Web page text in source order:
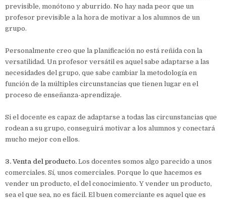
previsible, monótono y aburrido. No hay nada peor que un
profesor previsible a la hora de motivar a los alumnos de un
grupo.
Personalmente creo que la planificación no está reñida con la
versatilidad. Un profesor versátil es aquel sabe adaptarse a las
necesidades del grupo, que sabe cambiar la metodología en
función de la múltiples circunstancias que tienen lugar en el
proceso de enseñanza-aprendizaje.
Si el docente es capaz de adaptarse a todas las circunstancias que
rodean a su grupo, conseguirá motivar a los alumnos y conectará
mucho mejor con ellos.
3. Venta del producto. Los docentes somos algo parecido a unos
comerciales. Sí, unos comerciales. Porque lo que hacemos es
vender un producto, el del conocimiento. Y vender un producto,
sea el que sea, no es fácil. El buen comerciante es aquel que es